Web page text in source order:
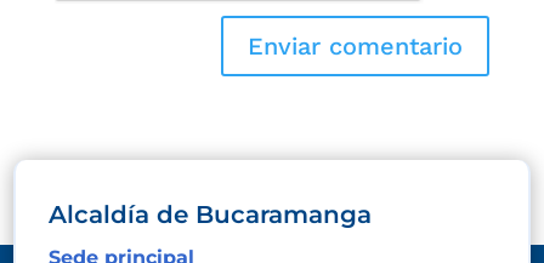
Alcaldía de Bucaramanga
Sede principal